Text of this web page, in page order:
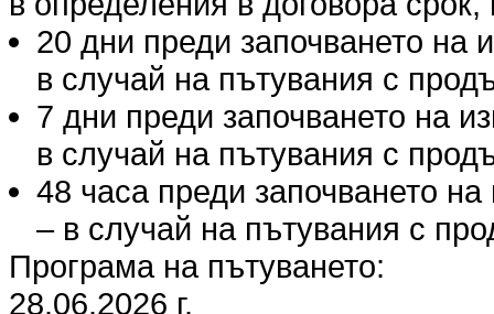
20 дни преди започването на
в случай на пътувания с
7 дни преди започването на
в случай на пътувания с
48 часа преди започването
– в случай на пътувания с
Програма на пътуването:
28.06.2026 г.